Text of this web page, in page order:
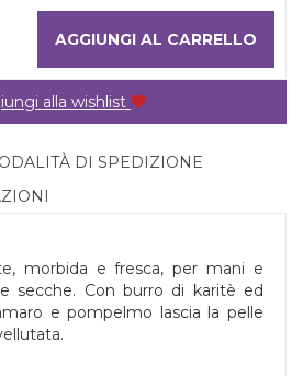
AGGIUNGI AL CARRELLO
alla wishlist
DI SPEDIZIONE
morbida e fresca, per mani e
secche. Con burro di karitè ed
e pompelmo lascia la pelle